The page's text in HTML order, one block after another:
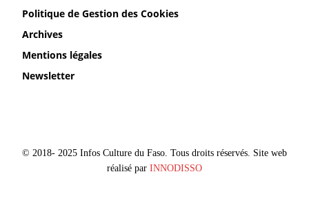
Politique de Gestion des Cookies
Archives
Mentions légales
Newsletter
© 2018- 2025 Infos Culture du Faso. Tous droits réservés. Site web
réalisé par INNODISSO